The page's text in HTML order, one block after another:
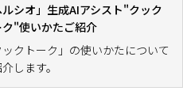
ルシオ」生成AIアシスト"クック
ク"使いかたご紹介
ックトーク」の使いかたについて
します。